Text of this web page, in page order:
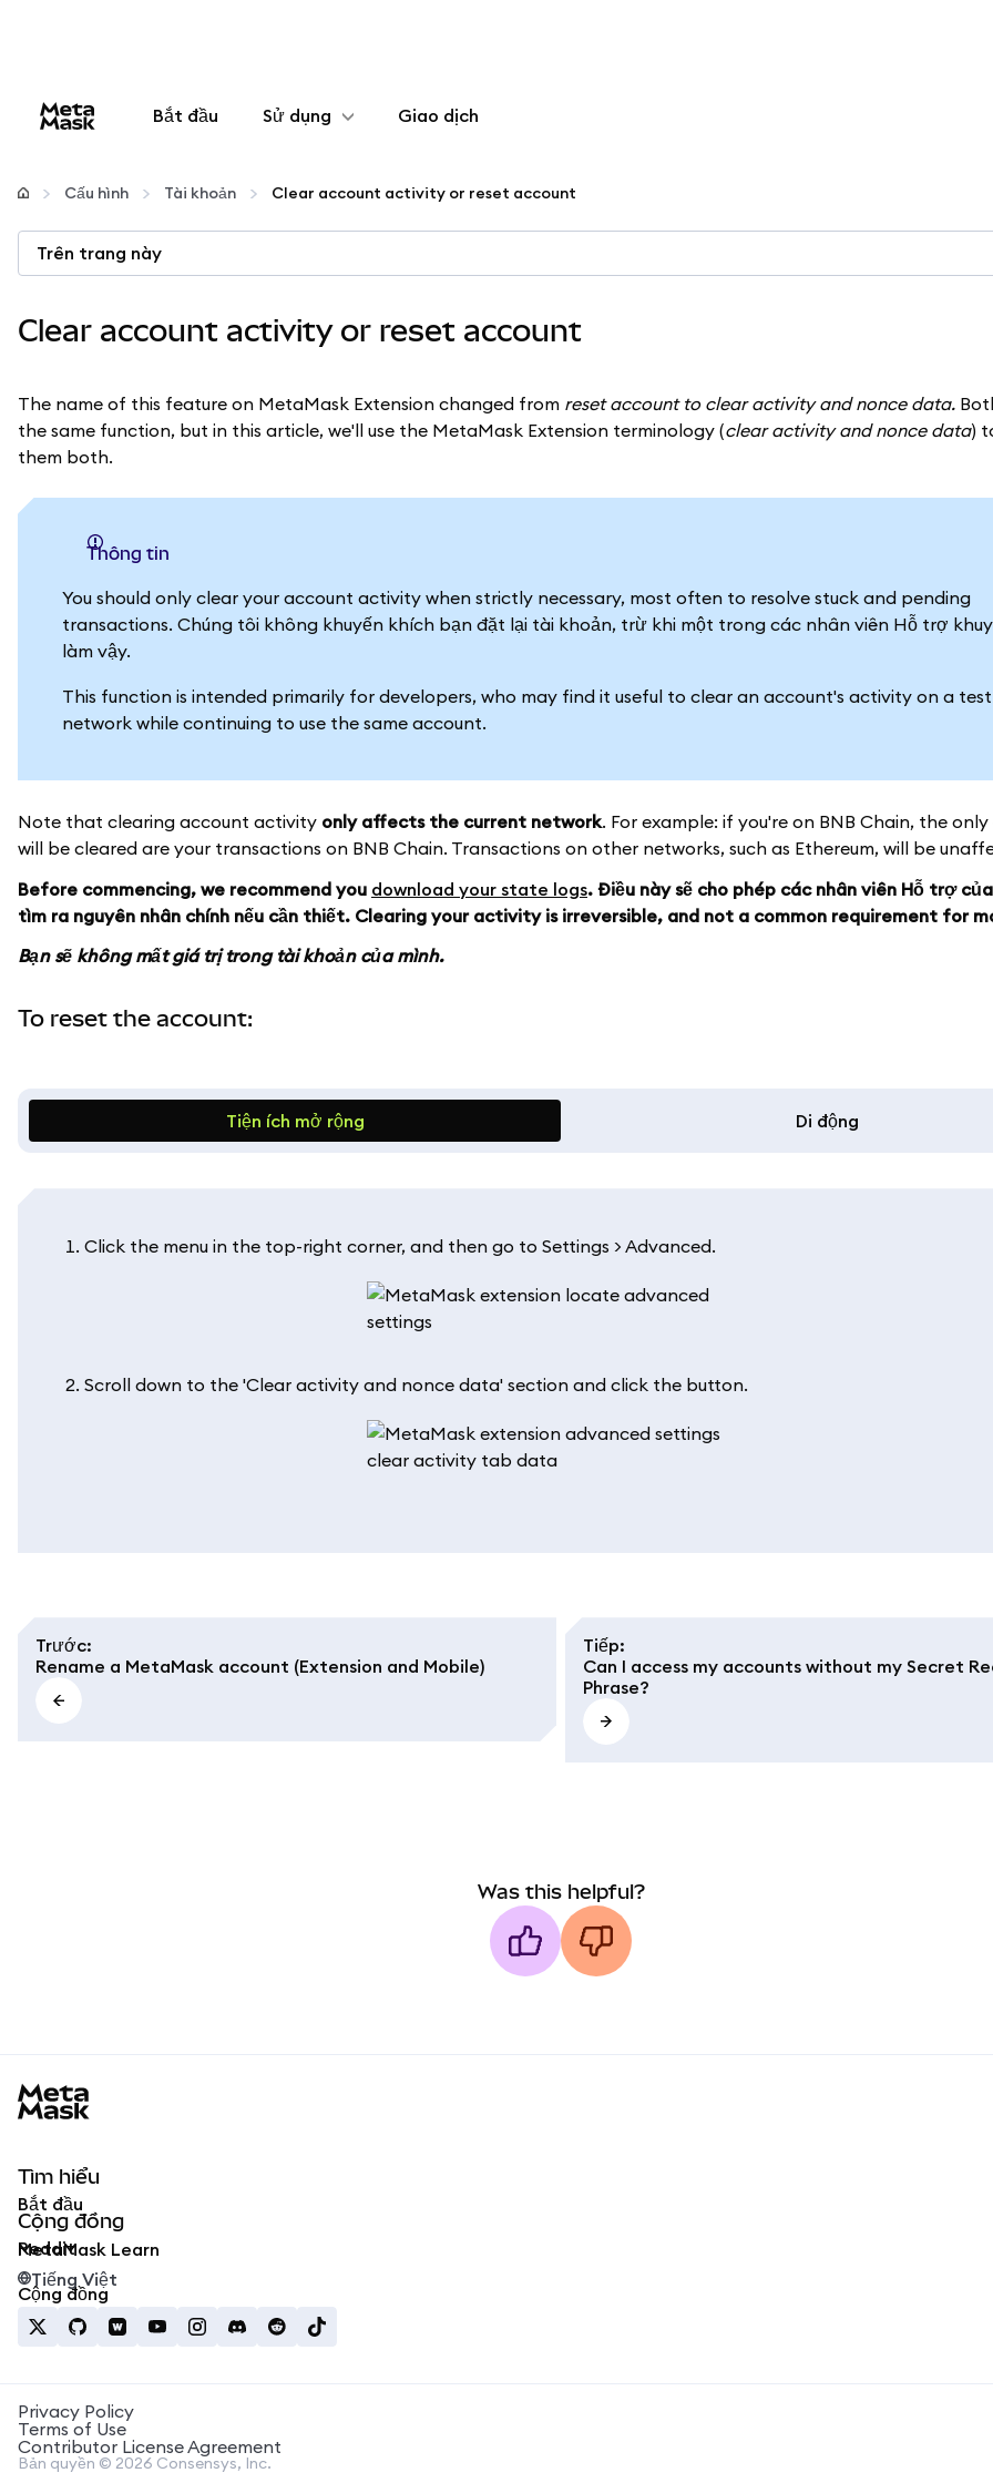
Bắt đầu Sử dụng
Cấu hình
Quản lý tiền mã hóa
Giao dịch
Cấu hình Tài khoản Clear account activity or reset account
Trên trang này
Clear account activity or reset account
The name of this feature on MetaMask Extension changed from reset account to clear activity and nonce data.
the same function, but in this article, we'll use the MetaMask Extension terminology (clear activity and nonce data)
them both.
thông tin
You should only clear your account activity when strictly necessary, most often to resolve stuck and pending
transactions. Chúng tôi không khuyến khích bạn đặt lại tài khoản, trừ khi một trong các nhân viên Hỗ trợ
làm vậy.
This function is intended primarily for developers, who may find it useful to clear an account's activity on a test
network while continuing to use the same account.
Note that clearing account activity only affects the current network. For example: if you're on BNB Chain, the
will be cleared are your transactions on BNB Chain. Transactions on other networks, such as Ethereum, will be
Before commencing, we recommend you download your state logs. Điều này sẽ cho phép các nhân viên Hỗ trợ
tìm ra nguyên nhân chính nếu cần thiết. Clearing your activity is irreversible, and not a common requirement for
Bạn sẽ không mất giá trị trong tài khoản của mình.
To reset the account:
Tiện ích mở rộng Di động
Click the menu in the top-right corner, and then go to Settings > Advanced.
Scroll down to the 'Clear activity and nonce data' section and click the button.
Trước:
Rename a MetaMask account (Extension and Mobile)
Tiếp:
Can I access my accounts without my Secret
Phrase?
Was this helpful?
Tìm hiểu
Bắt đầu
MetaMask Learn
Cộng đồng
Reddit
Cộng đồng
Tiếng Việt
Privacy Policy
Terms of Use
Contributor License Agreement
Bản quyền © 2026 Consensys, Inc.